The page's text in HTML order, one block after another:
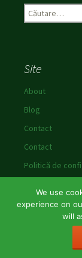
a
d
p
ă
Site
About
Blog
Contact
Contact
Politică de
Politică de
We use
experience on
will